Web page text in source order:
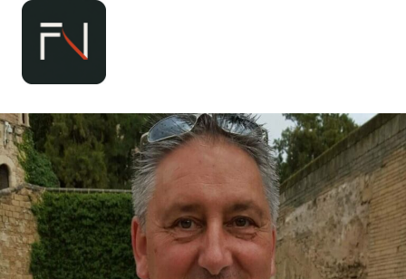
Zum
springen